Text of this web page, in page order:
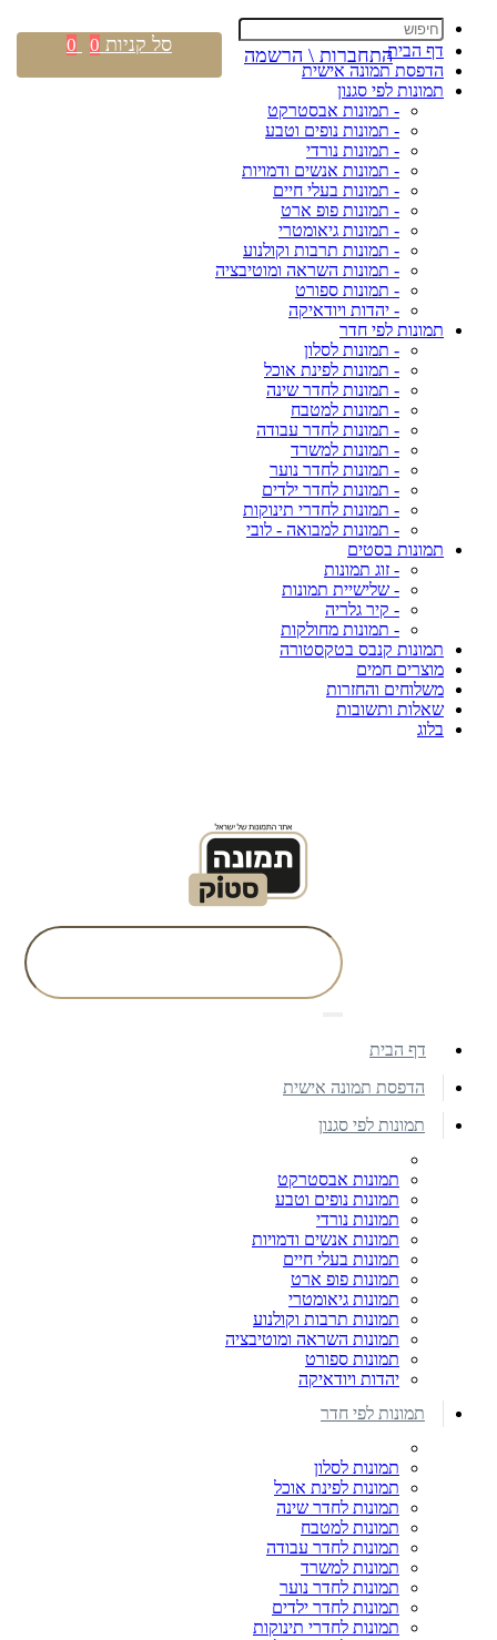
דף הבית
הדפסת תמונה אישית
תמונות לפי סגנון
- תמונות אבסטרקט
- תמונות נופים וטבע
- תמונות נורדי
- תמונות אנשים ודמויות
- תמונות בעלי חיים
- תמונות פופ ארט
- תמונות גיאומטרי
- תמונות תרבות וקולנוע
- תמונות השראה ומוטיבציה
- תמונות ספורט
- יהדות ויודאיקה
תמונות לפי חדר
- תמונות לסלון
- תמונות לפינת אוכל
- תמונות לחדר שינה
- תמונות למטבח
- תמונות לחדר עבודה
- תמונות למשרד
- תמונות לחדר נוער
- תמונות לחדר ילדים
- תמונות לחדרי תינוקות
- תמונות למבואה - לובי
תמונות בסטים
- זוג תמונות
- שלישיית תמונות
- קיר גלריה
- תמונות מחולקות
תמונות קנבס בטקסטורה
מוצרים חמים
משלוחים והחזרות
שאלות ותשובות
בלוג
התחברות \ הרשמה סל קניות 0
0
דף הבית
הדפסת תמונה אישית
תמונות לפי סגנון
תמונות אבסטרקט
תמונות נופים וטבע
תמונות נורדי
תמונות אנשים ודמויות
תמונות בעלי חיים
תמונות פופ ארט
תמונות גיאומטרי
תמונות תרבות וקולנוע
תמונות השראה ומוטיבציה
תמונות ספורט
יהדות ויודאיקה
תמונות לפי חדר
תמונות לסלון
תמונות לפינת אוכל
תמונות לחדר שינה
תמונות למטבח
תמונות לחדר עבודה
תמונות למשרד
תמונות לחדר נוער
תמונות לחדר ילדים
תמונות לחדרי תינוקות